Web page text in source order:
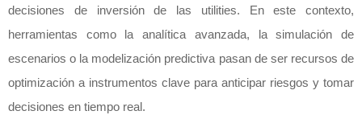
decisiones de inversión de las utilities. En este contexto,
herramientas como la analítica avanzada, la simulación de
escenarios o la modelización predictiva pasan de ser recursos de
optimización a instrumentos clave para anticipar riesgos y tomar
decisiones en tiempo real.